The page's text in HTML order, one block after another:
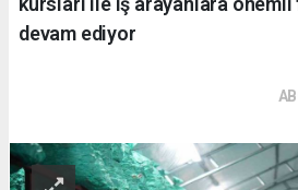
devam ediyor